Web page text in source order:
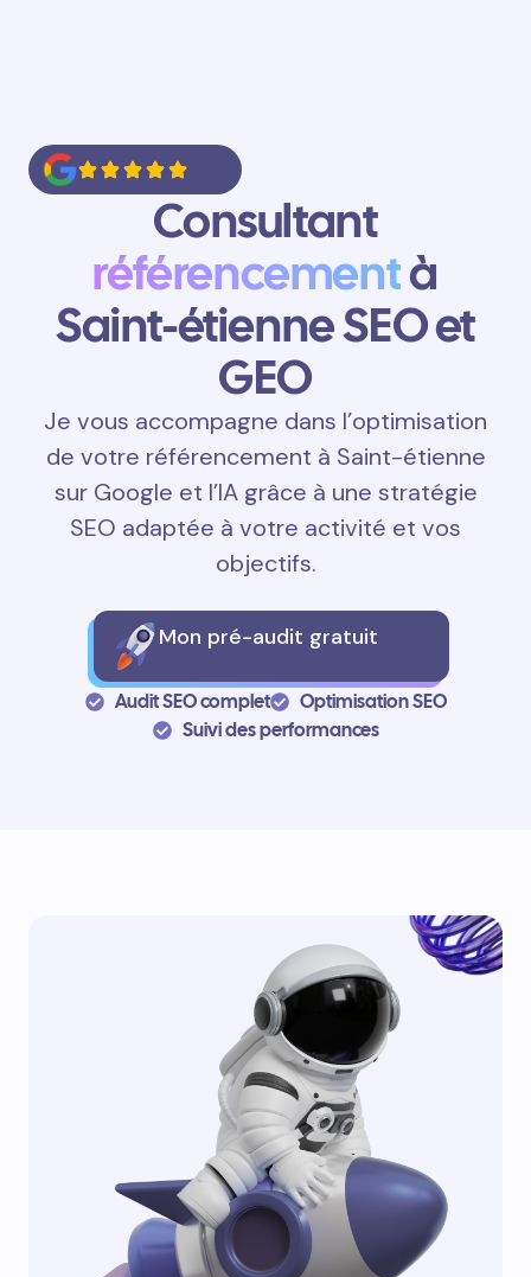
Consultant
référencementà
Saint-étienne SEO et
GEO
Je vous accompagne dans l’optimisation
de votre référencement à Saint-étienne
sur Google et l’IA grâce à une stratégie
SEO adaptée à votre activité et vos
objectifs.
Mon pré-audit gratuit
Audit SEO complet
Optimisation SEO
Suivi des performances